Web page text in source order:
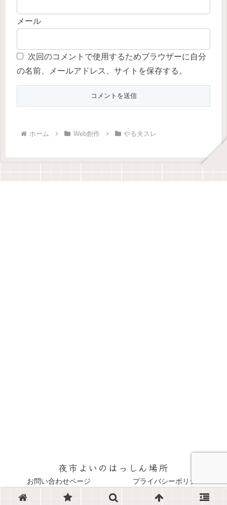
メール
次回のコメントで使用するためブラウザーに自分
の名前、メールアドレス、サイトを保存する。
ホーム Web創作 やる夫スレ
夜市よいのはっしん場所
お問い合わせページ プライバシーポリシー
© 2022 夜市よいのはっしん場所.